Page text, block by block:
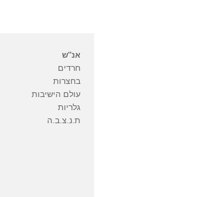
אנ''ש
חרדים
בחצרות
עולם הישיבות
גלריות
ת.נ.צ.ב.ה